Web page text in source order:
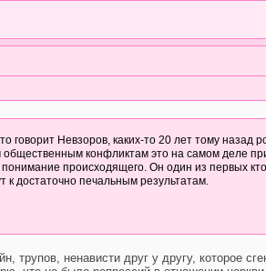
говорит Невзоров, каких-то 20 лет тому
конфликтам это на самом деле
происходящего. Он один из первых
к достаточно печальным результатам.
трупов, ненависти друг у другу, которое